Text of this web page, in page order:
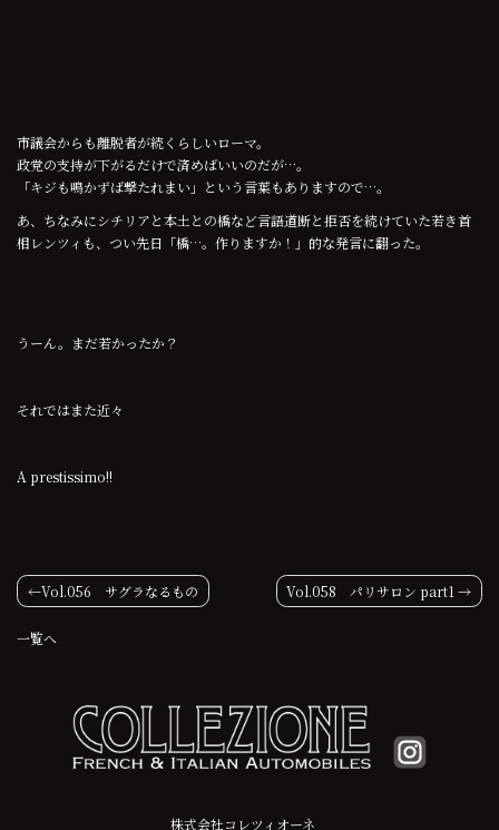
市議会からも離脱者が続くらしいローマ。
政党の支持が下がるだけで済めばいいのだが…。
「キジも鳴かずば撃たれまい」という言葉もありますので…。
あ、ちなみにシチリアと本土との橋など言語道断と拒否を続けていた若き首
相レンツィも、つい先日「橋…。作りますか！」的な発言に翻った。
うーん。まだ若かったか？
それではまた近々
A prestissimo!!
投
稿
Vol.056 サグラなるもの Vol.058 パリサロン part1
一覧へ
株式会社コレツィオーネ